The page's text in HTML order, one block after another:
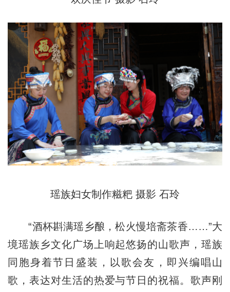
瑶族妇女制作糍粑 摄影 石玲
“酒杯斟满瑶乡酿，松火慢培斋茶香……”大
境瑶族乡文化广场上响起悠扬的山歌声，瑶族
同胞身着节日盛装，以歌会友，即兴编唱山
歌，表达对生活的热爱与节日的祝福。歌声刚